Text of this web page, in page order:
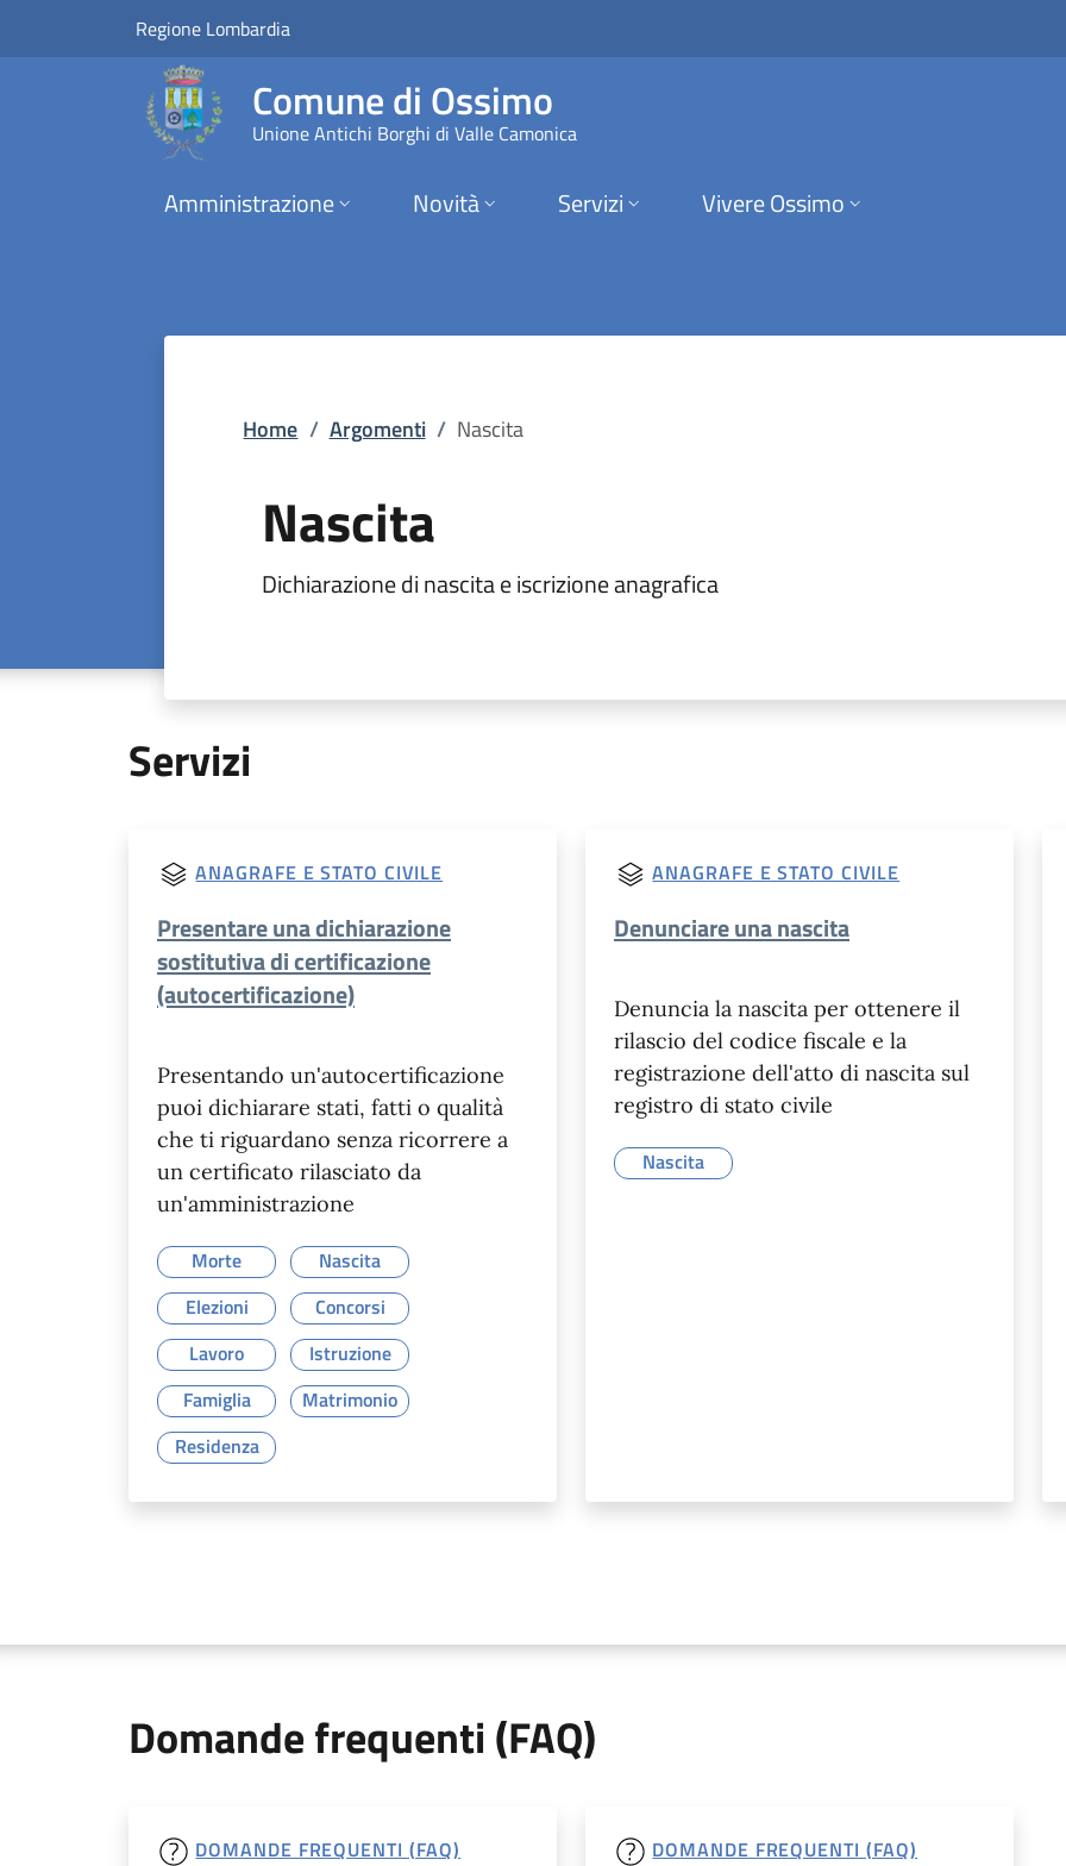
Vai al contenuto principale
Nascita | Comune di Ossimo
Regione Lombardia
Comune di Ossimo
Unione Antichi Borghi di Valle Camonica
Amministrazione Novità Servizi Vivere Ossimo
Home / Argomenti / Nascita
Nascita
Dichiarazione di nascita e iscrizione anagrafica
Servizi
ANAGRAFE E STATO CIVILE
Presentare una dichiarazione
sostitutiva di certificazione
(autocertificazione)
Presentando un'autocertificazione
puoi dichiarare stati, fatti o qualità
che ti riguardano senza ricorrere a
un certificato rilasciato da
un'amministrazione
Morte
Nascita
Elezioni
Concorsi
Lavoro
Istruzione
Famiglia
Matrimonio
Residenza
ANAGRAFE E STATO CIVILE
Denunciare una nascita
Denuncia la nascita per ottenere il
rilascio del codice fiscale e la
registrazione dell'atto di nascita sul
registro di stato civile
Nascita
Domande frequenti (FAQ)
DOMANDE FREQUENTI (FAQ) DOMANDE FREQUENTI (FAQ)